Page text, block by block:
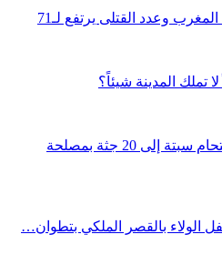
تملك المدينة شيئاً؟
ارتفاع حصيلة ضحايا محاولة اقتحام سبتة إلى 20 جثة بمصلحة
الولاء بالقصر الملكي بتطوان…